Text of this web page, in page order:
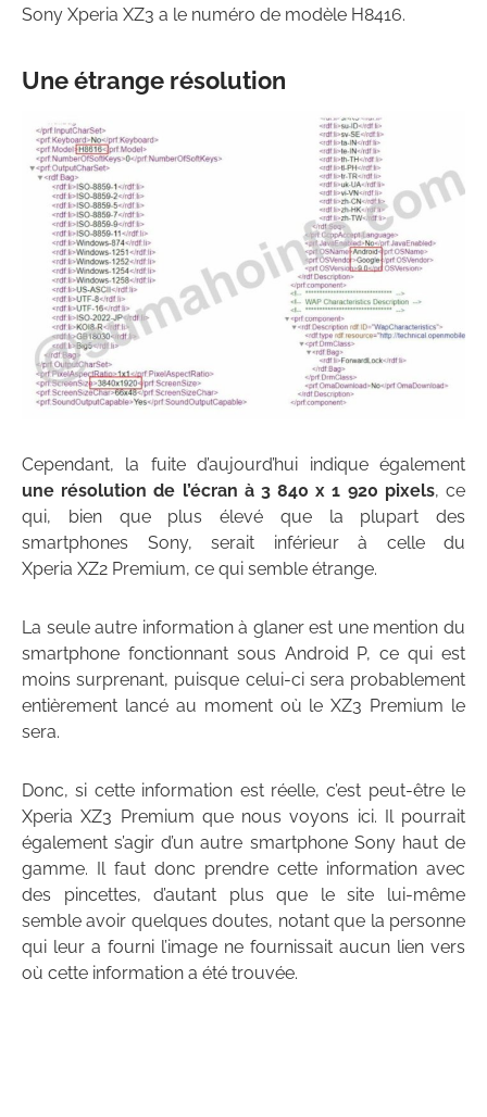
Sony Xperia XZ3 a le numéro de modèle H8416.
Une étrange résolution
Cependant, la fuite d’aujourd’hui indique également
une résolution de l’écran à 3 840 x 1 920 pixels, ce
qui, bien que plus élevé que la plupart des
smartphones Sony, serait inférieur à celle du
Xperia XZ2 Premium, ce qui semble étrange.
La seule autre information à glaner est une mention du
smartphone fonctionnant sous Android P, ce qui est
moins surprenant, puisque celui-ci sera probablement
entièrement lancé au moment où le XZ3 Premium le
sera.
Donc, si cette information est réelle, c’est peut-être le
Xperia XZ3 Premium que nous voyons ici. Il pourrait
également s’agir d’un autre smartphone Sony haut de
gamme. Il faut donc prendre cette information avec
des pincettes, d’autant plus que le site lui-même
semble avoir quelques doutes, notant que la personne
qui leur a fourni l’image ne fournissait aucun lien vers
où cette information a été trouvée.